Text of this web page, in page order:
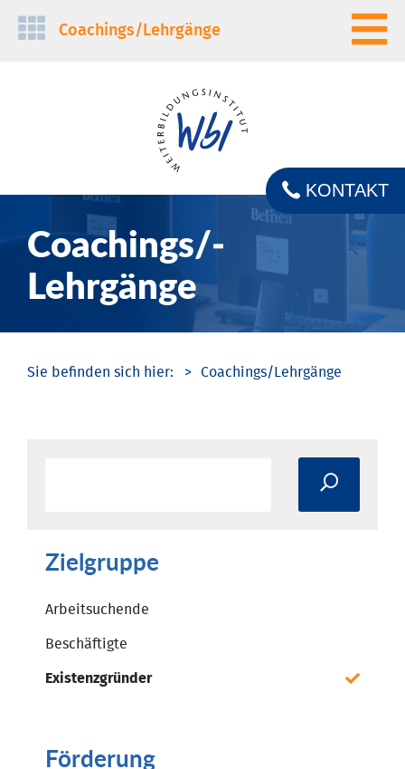
Navigation
Coachings/­Lehrgänge
Coachings/­
Lehrgänge
KONTAKT
Coachings/­Lehrgänge
Zielgruppe
Arbeitsuchende
Beschäftigte
Existenzgründer
Förderung